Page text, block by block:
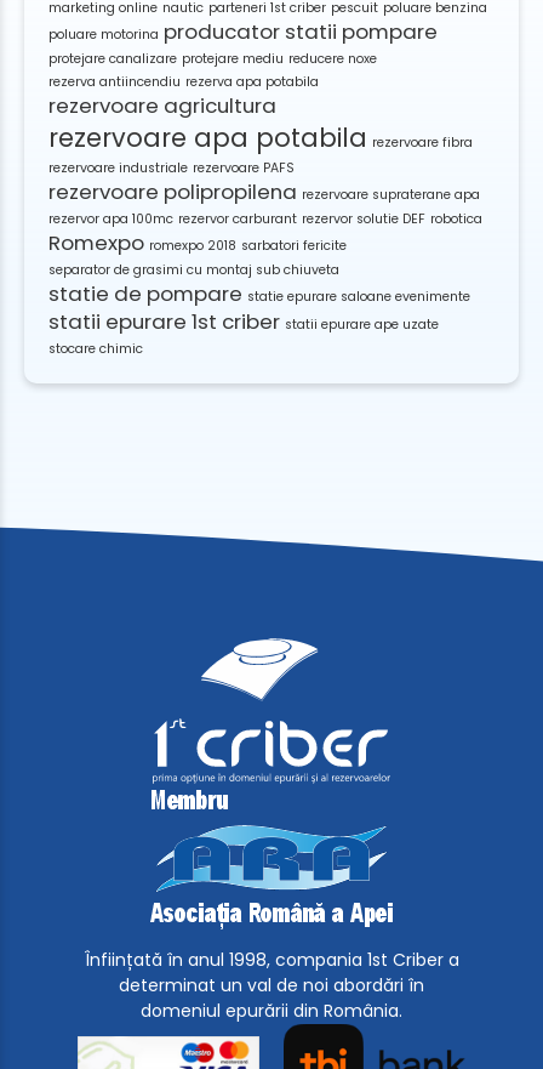
marketing online nautic parteneri 1st criber pescuit poluare benzina
poluare motorina producator statii pompare
protejare canalizare protejare mediu reducere noxe
rezerva antiincendiu rezerva apa potabila
rezervoare agricultura
rezervoare apa potabila rezervoare fibra
rezervoare industriale rezervoare PAFS
rezervoare polipropilena rezervoare supraterane apa
rezervor apa 100mc rezervor carburant rezervor solutie DEF robotica
Romexpo romexpo 2018 sarbatori fericite
separator de grasimi cu montaj sub chiuveta
statie de pompare statie epurare saloane evenimente
statii epurare 1st criber statii epurare ape uzate
stocare chimic
Înființată în anul 1998, compania 1st Criber a
determinat un val de noi abordări în
domeniul epurării din România.